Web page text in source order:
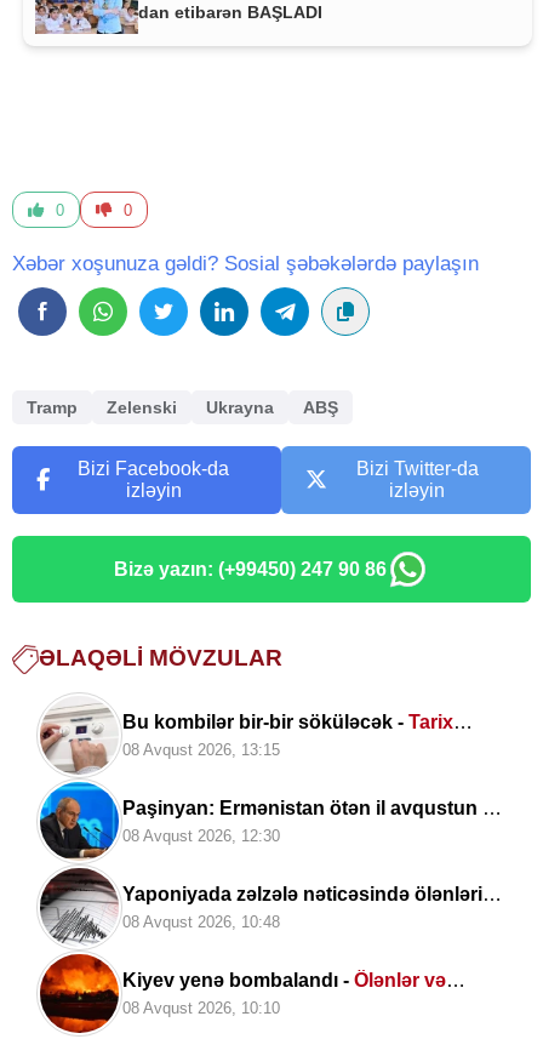
dan etibarən BAŞLADI
0 0
Xəbər xoşunuza gəldi? Sosial şəbəkələrdə paylaşın
Tramp Zelenski Ukrayna ABŞ
Bizi Facebook-da
izləyin
Bizi Twitter-da
izləyin
Bizə yazın: (+99450) 247 90 86
ƏLAQƏLI MÖVZULAR
Bu kombilər bir-bir söküləcək - Tarix
açıqlandı
08 Avqust 2026, 13:15
Paşinyan: Ermənistan ötən il avqustun 8-
nə qədərdalanda idi
08 Avqust 2026, 12:30
Yaponiyada zəlzələ nəticəsində ölənlərin
sayı artıb
08 Avqust 2026, 10:48
Kiyev yenə bombalandı - Ölənlər və
yaralananlar var
08 Avqust 2026, 10:10